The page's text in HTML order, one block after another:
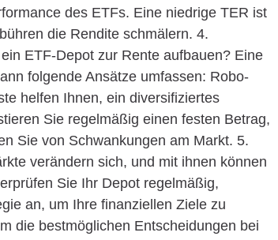
des ETFs. Eine niedrige TER ist
die Rendite schmälern. 4.
ETF-Depot zur Rente aufbauen? Eine
folgende Ansätze umfassen: Robo-
helfen Ihnen, ein diversifiziertes
Sie regelmäßig einen festen Betrag,
Sie von Schwankungen am Markt. 5.
verändern sich, und mit ihnen können
Sie Ihr Depot regelmäßig,
an, um Ihre finanziellen Ziele zu
die bestmöglichen Entscheidungen bei